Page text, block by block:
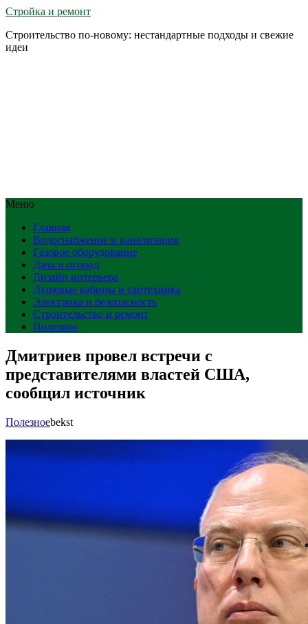
Стройка и ремонт
Строительство по-новому: нестандартные подходы и свежие
идеи
Меню
Главная
Водоснабжение и канализация
Газовое оборудование
Дача и огород
Дизайн интерьера
Душевые кабины и сантехника
Электрика и безопасность
Строительство и ремонт
Полезное
Дмитриев провел встречи с
представителями властей США,
сообщил источник
Полезноеbekst